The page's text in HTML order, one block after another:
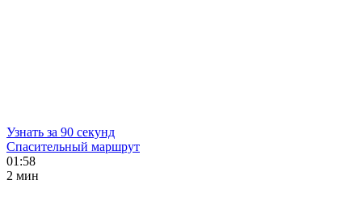
Узнать за 90 секунд
Спасительный маршрут
01:58
2 мин